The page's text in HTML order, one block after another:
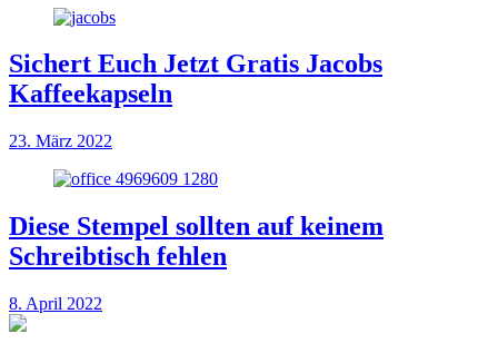
Sichert Euch Jetzt Gratis Jacobs
Kaffeekapseln
23. März 2022
Diese Stempel sollten auf keinem
Schreibtisch fehlen
8. April 2022